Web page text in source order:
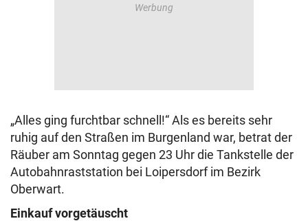
„Alles ging furchtbar schnell!“ Als es bereits sehr
ruhig auf den Straßen im Burgenland war, betrat der
Räuber am Sonntag gegen 23 Uhr die Tankstelle der
Autobahnraststation bei Loipersdorf im Bezirk
Oberwart.
Einkauf vorgetäuscht